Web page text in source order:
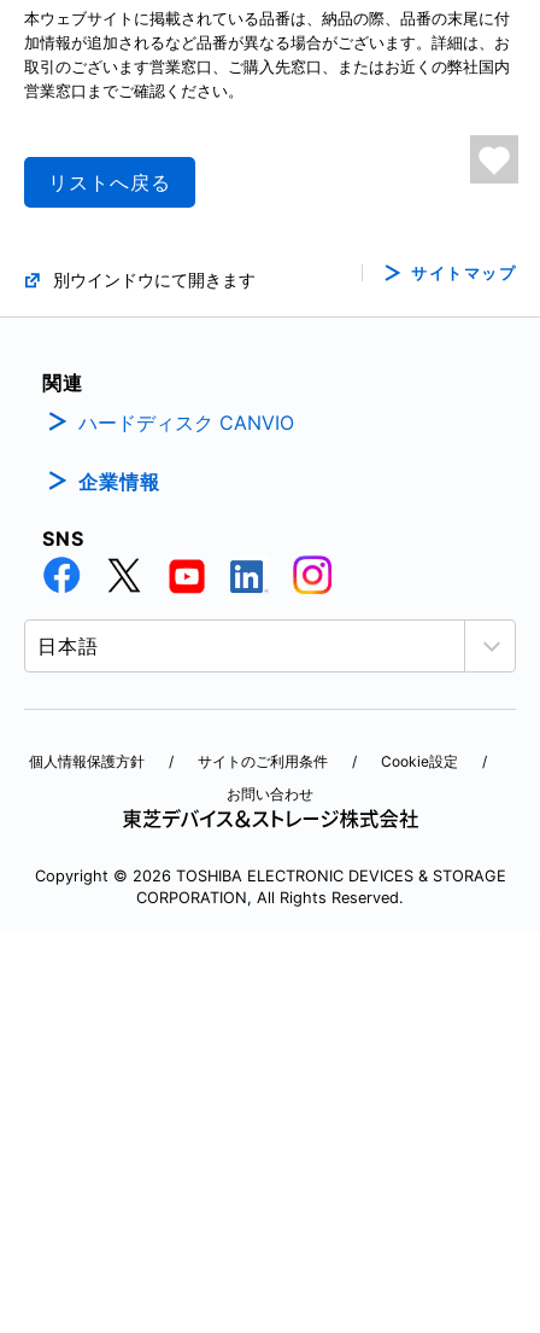
本ウェブサイトに掲載されている品番は、納品の際、品番の末尾に付
加情報が追加されるなど品番が異なる場合がございます。詳細は、お
取引のございます営業窓口、ご購入先窓口、またはお近くの弊社国内
営業窓口までご確認ください。
リストへ戻る
別ウインドウにて開きます サイトマップ
関連
ハードディスク CANVIO
企業情報
SNS
個人情報保護方針 サイトのご利用条件
Cookie設定
お問い合わせ
Copyright © 2026 TOSHIBA ELECTRONIC DEVICES & STORAGE
CORPORATION, All Rights Reserved.